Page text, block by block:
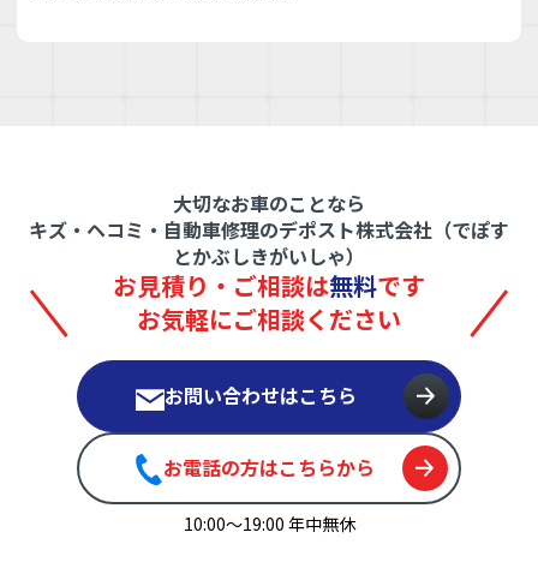
大切なお車のことなら
キズ・ヘコミ・自動車修理のデポスト株式会社（でぽす
とかぶしきがいしゃ）
お見積り・ご相談は無料です
お気軽にご相談ください
お問い合わせはこちら
お電話の方はこちらから
10:00〜19:00 年中無休